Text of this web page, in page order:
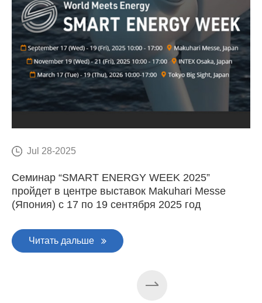
Jul 28-2025
Семинар “SMART ENERGY WEEK 2025”
пройдет в центре выставок Makuhari Messe
(Япония) с 17 по 19 сентября 2025 год
Читать дальше